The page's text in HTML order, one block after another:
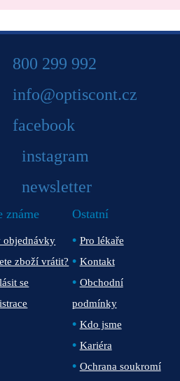
800 299 992
info@optiscont.cz
facebook
instagram
newsletter
známe
objednávky
zboží vrátit?
se
Ostatní
Pro lékaře
Kontakt
Obchodní
podmínky
Kdo jsme
Kariéra
Ochrana soukromí